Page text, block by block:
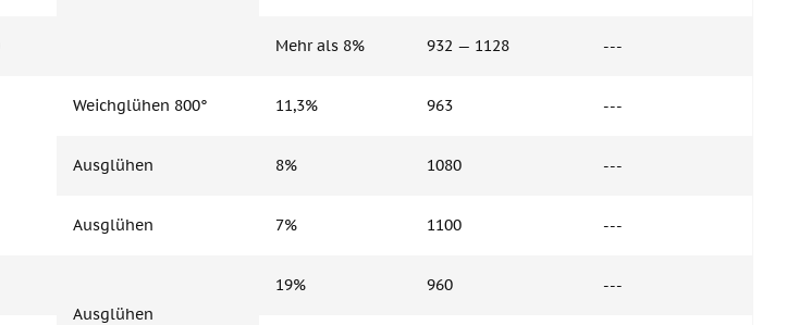
Mehr als 8% 932 — 1128 ---
Weichglühen 800° 11,3% 963 ---
Ausglühen 8% 1080 ---
Ausglühen 7% 1100 ---
Ausglühen
19% 960 ---